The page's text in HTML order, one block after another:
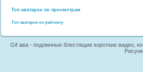
Топ аватарок по просмотрам
Топ аватарок по рейтингу
Gif ава - подлинные блестящие короткие видео,